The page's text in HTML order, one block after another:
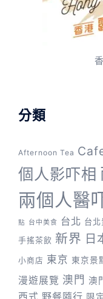
分類
Afternoon Tea
個人影吓相
兩個人醫
點 台中美食 台北 台北
手搖茶飲 新界 日
小商店 東京 東京景
漫遊展覽 澳門 澳
西式 野餐隨行